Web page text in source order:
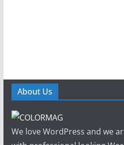
About Us
We love WordPress and we